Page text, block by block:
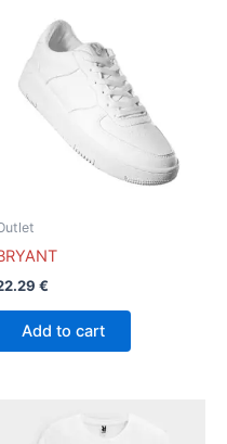
€
Add to cart
múltiples
variantes.
opciones
se
página
de